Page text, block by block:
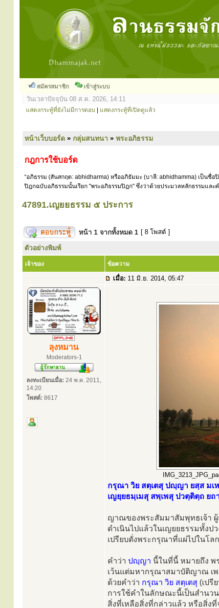
สมัครสมาชิก เข้าสู่ระบบ
วันเวลาปัจจุบัน 08 ส.ค. 2026, 14:11
แสดงกระทู้ที่ยังไม่มีการตอบ แสดงกระทู้ที่เปิดดูแล้ว
หน้าเว็บบอร์ด » กลุ่มสนทนา » พระอภิธรรม
กฎการใช้บอร์ด
“อภิธรรม (สันสกฤต: abhidharma) หรืออภิธัมมะ (บาลี: abhidhamma) เป็น
ปิฎกฉบับอภิธรรมนั้นเรียก "พระอภิธรรมปิฎก" ซึ่งว่าด้วยประมวลหลักธรรมแล
47891.เญยยธรรม ๕ ประการ
หน้า 1 จากทั้งหมด 1 [ 8 โพสต์ ]
ตัวอย่างพิมพ์
เจ้าของ ข้อความ
เมื่อ: 11 มิ.ย. 2014, 05:47
ลุงหมาน
Moderators-1
ลงทะเบียนเมื่อ: 24 พ.ค. 2011,
14:20
โพสต์: 8617
กรุณา วิย สตฺเตสุ ปญฺญา ยสฺส มเ
เญยฺยธมฺเมสุ สพฺเพสุ ปวตฺติตฺถ ยถ
ญาณของพระสัมมาสัมพุทธเจ้า
ดำเนินไปแล้วในเญยยธรรมทั้งป
เปรียบดั่งพระกรุณาที่แผ่ไปในโลก
คำว่า ปญฺญา นี้ในที่นี้ หมายถึง
เว้นแต่มหากรุณาสมาบัติญาณ เ
ด้วยคำว่า กรุณา วิย สตฺเตสุ (เปรี
การใช้คำในลักษณะนี้เป็นสำนว
สิ่งที่เหลือสิ่งที่กล่าวแล้ว หรือสิ่ง